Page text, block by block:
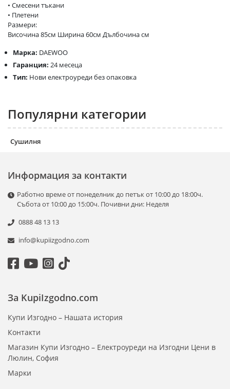
• Смесени тъкани
• Плетени
Размери:
Височина 85см Ширина 60см Дълбочина см
Марка: DAEWOO
Гаранция: 24 месеца
Тип: Нови електроуреди без опаковка
Популярни категории
Сушилня
Информация за контакти
Работно време от понеделник до петък от 10:00 до 18:00ч.
Събота от 10:00 до 15:00ч. Почивни дни: Неделя
0888 48 13 13
info@kupiizgodno.com
За KupiIzgodno.com
Купи Изгодно – Нашата история
Контакти
Магазин Купи Изгодно – Електроуреди на Изгодни Цени в
Люлин, София
Марки